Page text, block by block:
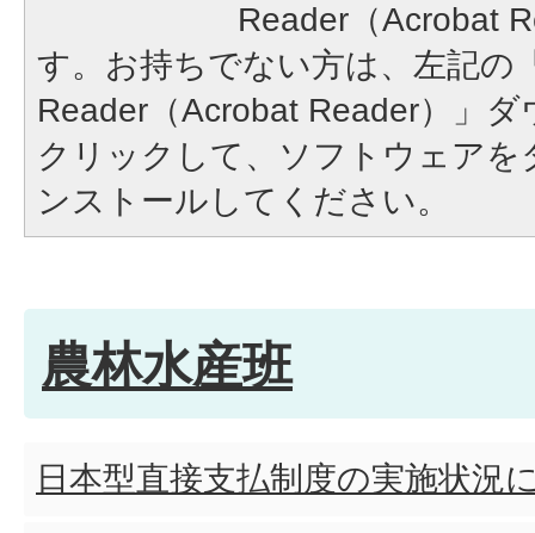
Reader（Acrobat
す。お持ちでない方は、左記の
Reader（Acrobat Reader）」
クリックして、ソフトウェア
ンストールしてください。
農林水産班
日本型直接支払制度の実施状況